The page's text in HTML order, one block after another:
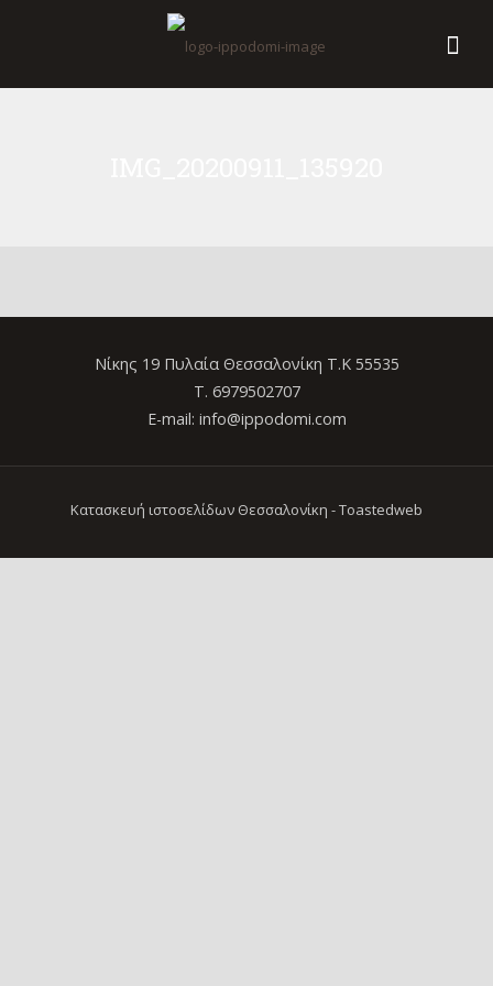
Νίκης 19 Πυλαία Θεσσαλονίκη Τ.Κ 55535
Τ. 6979502707
E-mail: info@ippodomi.com
Κατασκευή ιστοσελίδων Θεσσαλονίκη - Toastedweb